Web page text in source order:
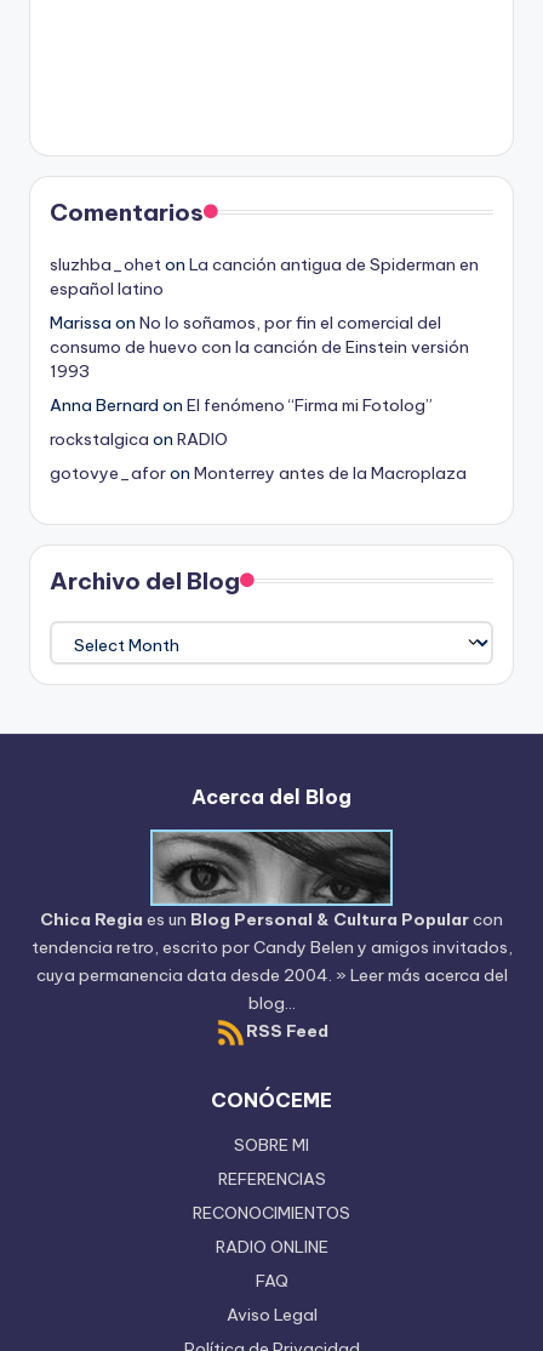
Comentarios
sluzhba_oheton La canción antigua de Spiderman en
español latino
Marissa on No lo soñamos, por fin el comercial del
consumo de huevo con la canción de Einstein versión
1993
Anna Bernard on El fenómeno “Firma mi Fotolog”
rockstalgica on RADIO
gotovye_aforon Monterrey antes de la Macroplaza
Archivo del Blog
del
Blog
Acerca del Blog
Chica Regia es un Blog Personal & Cultura Popularcon
tendencia retro, escrito porCandy Belen y amigos invitados,
cuya permanencia data desde 2004. » Leer más acerca del
blog...
RSS Feed
CONÓCEME
SOBRE MI
REFERENCIAS
RECONOCIMIENTOS
RADIO ONLINE
FAQ
Aviso Legal